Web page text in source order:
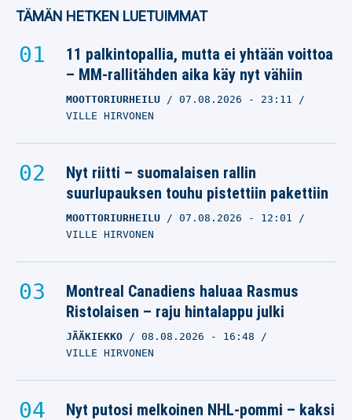
TÄMÄN HETKEN LUETUIMMAT
11 palkintopallia, mutta ei yhtään voittoa
– MM-rallitähden aika käy nyt vähiin
MOOTTORIURHEILU 07.08.2026 - 23:11
VILLE HIRVONEN
Nyt riitti – suomalaisen rallin
suurlupauksen touhu pistettiin pakettiin
MOOTTORIURHEILU 07.08.2026 - 12:01
VILLE HIRVONEN
Montreal Canadiens haluaa Rasmus
Ristolaisen – raju hintalappu julki
JÄÄKIEKKO 08.08.2026 - 16:48
VILLE HIRVONEN
Nyt putosi melkoinen NHL-pommi – kaksi